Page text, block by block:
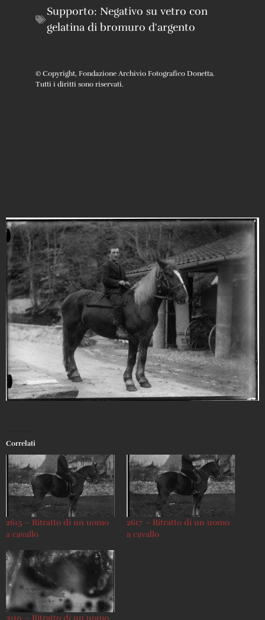
Correlati
2615 – Ritratto di un uomo
a cavallo
2617 – Ritratto di un uomo
a cavallo
3110 – Ritratto di un uomo
Supporto: Negativo su vetro con
gelatina di bromuro d'argento
© Copyright, Fondazione Archivio Fotografico Donetta.
Tutti i diritti sono riservati.